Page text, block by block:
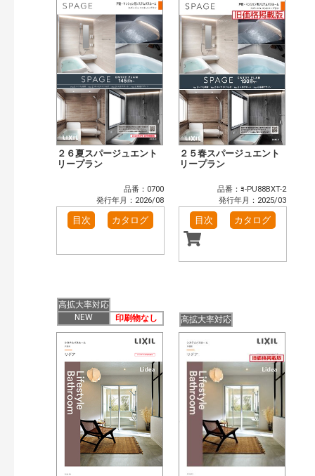
２６夏スパージュエント
リープラン
品番：0700
発行年月：2026/08
目次 カタログ
２５春スパージュエント
リープラン
品番：ﾖ-PU88BXT-2
発行年月：2025/03
目次 カタログ
高拡大率対応
NEW
印刷物なし 高拡大率対応